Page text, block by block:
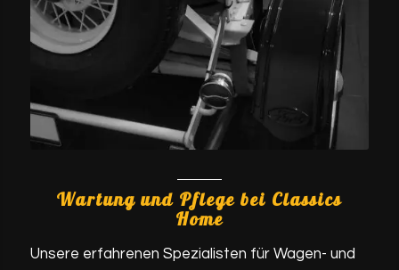
Wartung und Pflege bei Classics
Home
Unsere erfahrenen Spezialisten für Wagen- und